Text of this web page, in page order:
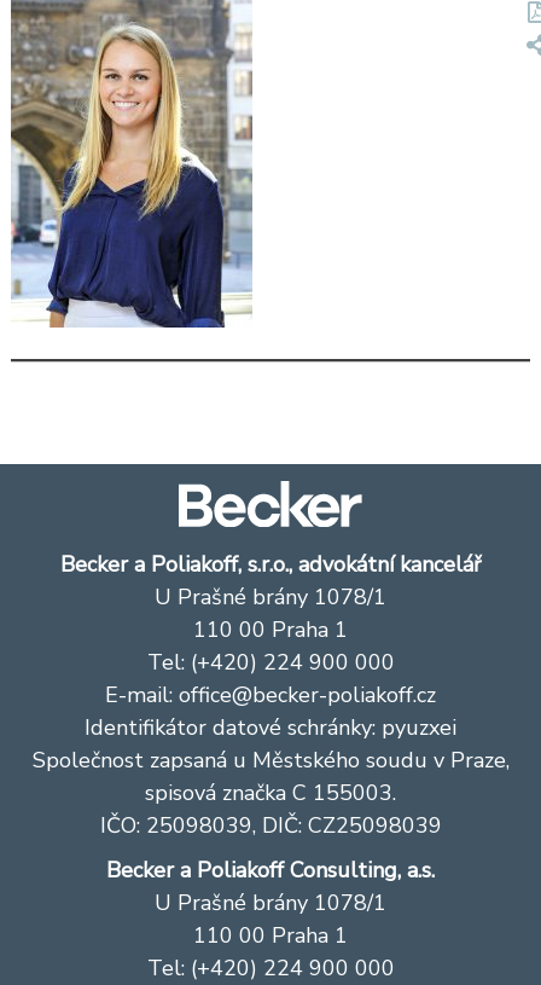
Becker a Poliakoff, s.r.o., advokátní kancelář
U Prašné brány 1078/1
110 00 Praha 1
Tel: (+420) 224 900 000
E-mail: office@becker-poliakoff.cz
Identifikátor datové schránky: pyuzxei
Společnost zapsaná u Městského soudu v Praze,
spisová značka C 155003.
IČO: 25098039, DIČ: CZ25098039
Becker a Poliakoff Consulting, a.s.
U Prašné brány 1078/1
110 00 Praha 1
Tel: (+420) 224 900 000